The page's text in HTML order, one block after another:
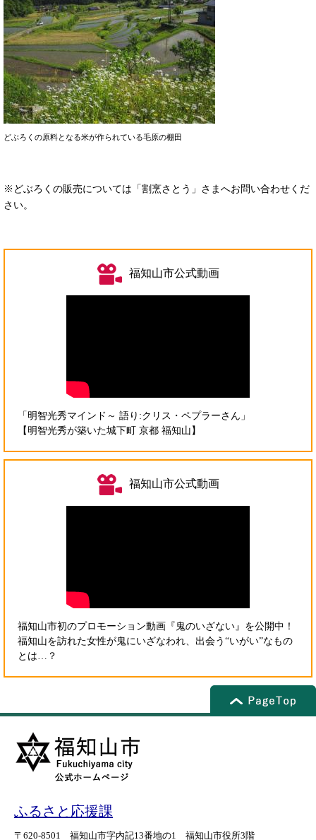
どぶろくの原料となる米が作られている毛原の棚田
※どぶろくの販売については「割烹さとう」さまへお問い合わせくだ
さい。
福知山市公式動画
「明智光秀マインド～ 語り:クリス・ペプラーさん」
【明智光秀が築いた城下町 京都 福知山】
福知山市公式動画
福知山市初のプロモーション動画『鬼のいざない』を公開中！
福知山を訪れた女性が鬼にいざなわれ、出会う“いがい”なもの
とは…？
ふるさと応援課
〒620-8501 福知山市字内記13番地の1 福知山市役所3階